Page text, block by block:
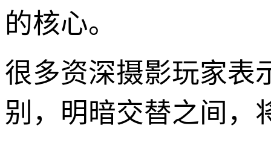
的核心。
很多资深摄影玩家表
别，明暗交替之间，